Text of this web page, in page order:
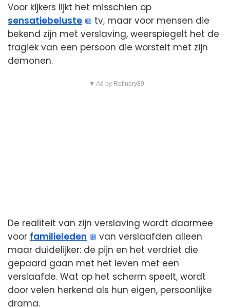
Voor kijkers lijkt het misschien op
sensatiebeluste
tv, maar voor mensen die
bekend zijn met verslaving, weerspiegelt het de
tragiek van een persoon die worstelt met zijn
demonen.
▼ Ad by Refinery89
De realiteit van zijn verslaving wordt daarmee
voor familieleden
van verslaafden alleen
maar duidelijker: de pijn en het verdriet die
gepaard gaan met het leven met een
verslaafde. Wat op het scherm speelt, wordt
door velen herkend als hun eigen, persoonlijke
drama.